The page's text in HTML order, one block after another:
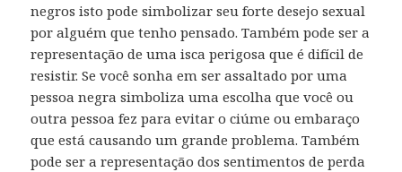
negros isto pode simbolizar seu forte desejo sexual
por alguém que tenho pensado. Também pode ser a
representação de uma isca perigosa que é difícil de
resistir. Se você sonha em ser assaltado por uma
pessoa negra simboliza uma escolha que você ou
outra pessoa fez para evitar o ciúme ou embaraço
que está causando um grande problema. Também
pode ser a representação dos sentimentos de perda